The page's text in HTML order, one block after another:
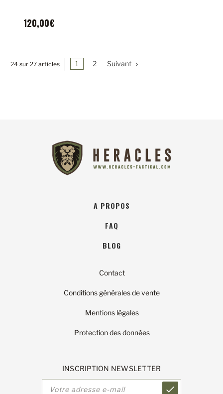
120,00€
24 sur 27 articles 1 2 Suivant
A PROPOS
FAQ
BLOG
Contact
Conditions générales de vente
Mentions légales
Protection des données
INSCRIPTION NEWSLETTER